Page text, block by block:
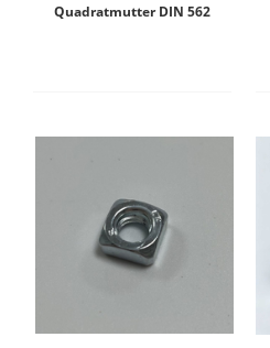
Quadratmutter DIN 562